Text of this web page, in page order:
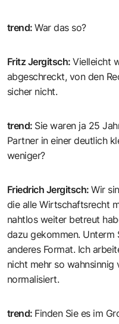
trend:War das so?
Fritz Jergitsch:Vielleicht
abgeschreckt, von den
sicher nicht.
trend: Sie waren ja 25
Partner in einer deutlich
weniger?
Friedrich Jergitsch:Wir
die alle Wirtschaftsrecht
nahtlos weiter betreut
dazu gekommen. Unterm
anderes Format. Ich
nicht mehr so wahnsinnig
normalisiert.
trend: Finden Sie es im